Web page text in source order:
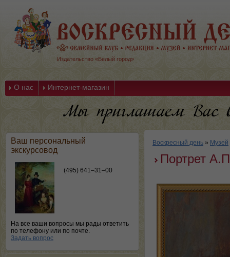
Издательство «Белый город»
О нас Интернет-магазин
Ваш персональный
экскурсовод
(495) 641–31–00
На все ваши вопросы мы рады ответить
по телефону или по почте.
Задать вопрос
Воскресный день » Музей
Портрет